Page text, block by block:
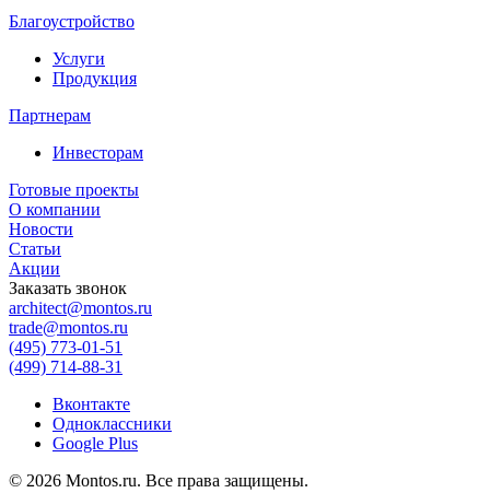
Благоустройство
Услуги
Продукция
Партнерам
Инвесторам
Готовые проекты
О компании
Новости
Статьи
Акции
Заказать звонок
architect@montos.ru
trade@montos.ru
(495) 773-01-51
(499) 714-88-31
Вконтакте
Одноклассники
Google Plus
© 2026 Montos.ru. Все права защищены.